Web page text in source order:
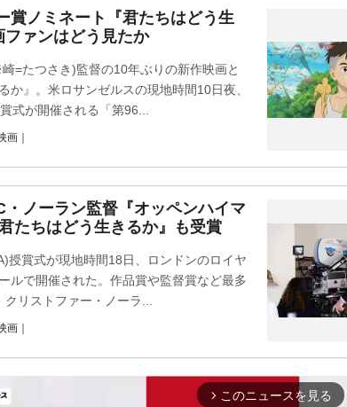
賞ノミネート『君たちはどう生
ァンはどう見たか
=たつさき)監督の10年ぶりの新作映画と
か』。米ロサンゼルスの現地時間10日夜、
式が開催される「第96...
画｜
ノーラン監督『オッペンハイマ
たちはどう生きるか』も受賞
授賞式が現地時間18日、ロンドンのロイヤ
ルで開催された。作品賞や監督賞など最多
リストファー・ノーラ...
画｜
arrow_forward_ios このニュースを見る